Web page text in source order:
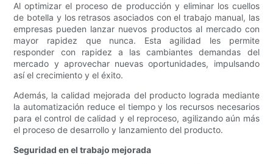
Al optimizar el proceso de producción y eliminar los cuellos
de botella y los retrasos asociados con el trabajo manual, las
empresas pueden lanzar nuevos productos al mercado con
mayor rapidez que nunca. Esta agilidad les permite
responder con rapidez a las cambiantes demandas del
mercado y aprovechar nuevas oportunidades, impulsando
así el crecimiento y el éxito.
Además, la calidad mejorada del producto lograda mediante
la automatización reduce el tiempo y los recursos necesarios
para el control de calidad y el reproceso, agilizando aún más
el proceso de desarrollo y lanzamiento del producto.
Seguridad en el trabajo mejorada